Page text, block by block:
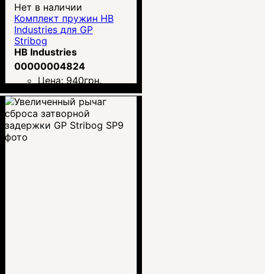
Нет в наличии
Комплект пружин HB
Industries для GP
Stribog
HB Industries
00000004824
Цена: 940грн.